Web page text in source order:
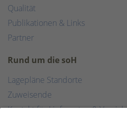
Qualität
Publikationen & Links
Partner
Rund um die soH
Lagepläne Standorte
Zuweisende
Kontakt für Lieferanten &